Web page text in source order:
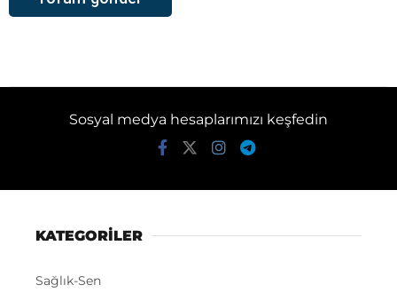
Sosyal medya hesaplarımızı keşfedin
KATEGORİLER
Sağlık-Sen